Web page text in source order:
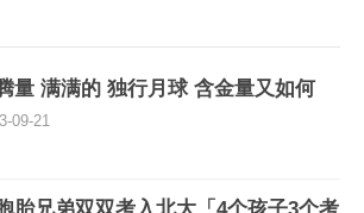
含腾量 满满的 独行月球 含金量又如何
09-21